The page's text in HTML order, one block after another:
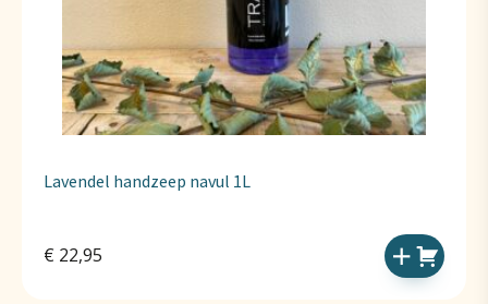
Lavendel handzeep navul 1L
€ 22,95